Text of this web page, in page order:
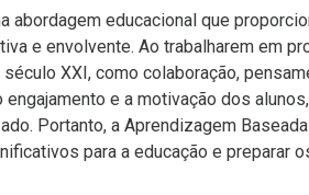
abordagem educacional que
e envolvente. Ao trabalharem em
XXI, como colaboração,
e a motivação dos
Portanto, a Aprendizagem
para a educação e preparar